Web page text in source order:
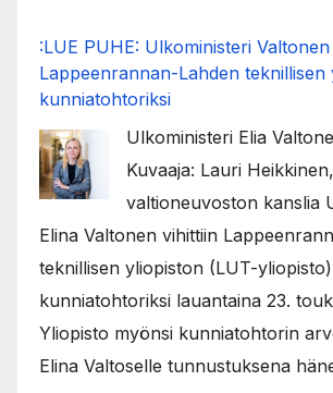
:LUE PUHE: Ulkoministeri Valtonen
Lappeenrannan-Lahden teknillisen
kunniatohtoriksi
Ulkoministeri Elia
Kuvaaja: Lauri Heikkinen,
valtioneuvoston kanslia
Elina Valtonen vihittiin
teknillisen yliopiston (LUT-yliopisto)
kunniatohtoriksi lauantaina 23.
Yliopisto myönsi kunniatohtorin
Elina Valtoselle tunnustuksena